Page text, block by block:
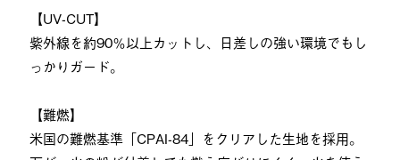
【UV-CUT】
紫外線を約90％以上カットし、日差しの強い環境でもし
っかりガード。
【難燃】
米国の難燃基準「CPAI-84」をクリアした生地を採用。